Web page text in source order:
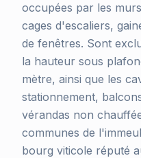
occupées par les
cages d'escaliers,
de fenêtres. Sont
la hauteur sous
mètre, ainsi que les
stationnement,
vérandas non
communes de
bourg viticole réputé